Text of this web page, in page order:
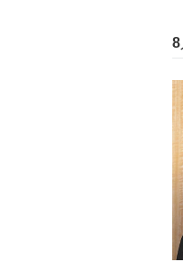
8